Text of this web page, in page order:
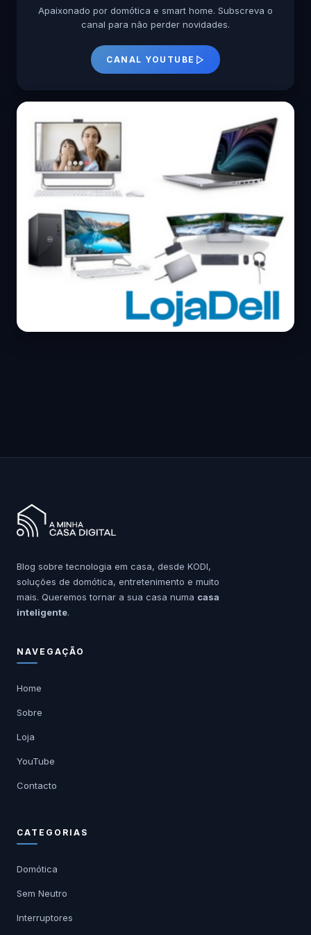
Apaixonado por domótica e smart home. Subscreva o
canal para não perder novidades.
CANAL YOUTUBE
Blog sobre tecnologia em casa, desde KODI,
soluções de domótica, entretenimento e muito
mais. Queremos tornar a sua casa numa casa
inteligente.
NAVEGAÇÃO
Home
Sobre
Loja
YouTube
Contacto
CATEGORIAS
Domótica
Sem Neutro
Interruptores